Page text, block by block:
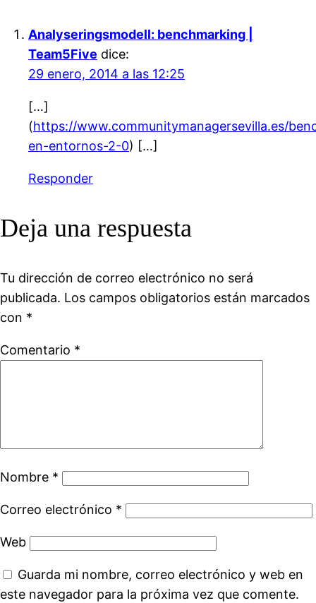
Analyseringsmodell: benchmarking |
Team5Five dice:
29 enero, 2014 a las 12:25
[…]
(https://www.communitymanagersevilla.es/
en-entornos-2-0) […]
Responder
Deja una respuesta
Tu dirección de correo electrónico no será
publicada. Los campos obligatorios están marcados
con *
Comentario *
Nombre *
Correo electrónico *
Web
Guarda mi nombre, correo electrónico y web en
este navegador para la próxima vez que comente.